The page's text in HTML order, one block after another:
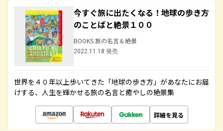
今すぐ旅に出たくなる！地球の歩き方
のことばと絶景１００
BOOKS 旅の名言＆絶景
2022.11.18 発売
世界を４０年以上歩いてきた「地球の歩き方」があなたにお届
けする、人生を輝かせる旅の名言と癒やしの絶景集
詳細を見る